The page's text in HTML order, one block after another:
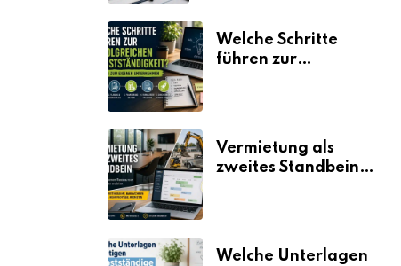
Welche Schritte
führen zur
Vermietung als
zweites Standbein:
Umsätze machen
Welche Unterlagen